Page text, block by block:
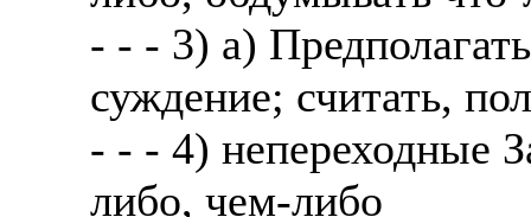
- - - 3) а)
суждение; считать,
- - - 4) непереходные
либо, чем-либо